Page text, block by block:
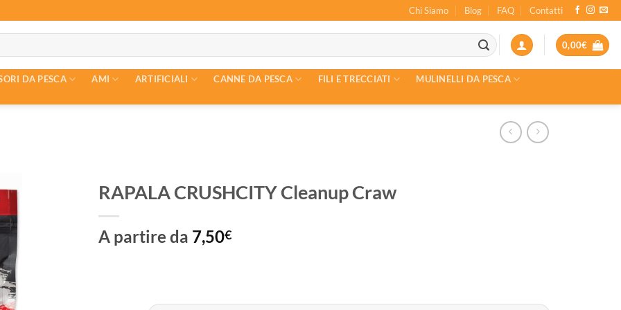
Chi Siamo Blog FAQ Contatti
0,00€
DA PESCA AMI ARTIFICIALI CANNE DA PESCA FILI E TRECCIATI
MULINELLI DA PESCA
RAPALA CRUSHCITY Cleanup Craw
A partire da 7,50€